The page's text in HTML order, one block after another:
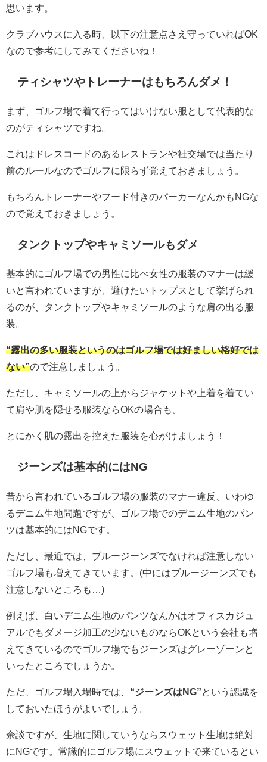
思います。
クラブハウスに入る時、以下の注意点さえ守っていればOK
なので参考にしてみてくださいね！
ティシャツやトレーナーはもちろんダメ！
まず、ゴルフ場で着て行ってはいけない服として代表的な
のがティシャツですね。
これはドレスコードのあるレストランや社交場では当たり
前のルールなのでゴルフに限らず覚えておきましょう。
もちろんトレーナーやフード付きのパーカーなんかもNGな
ので覚えておきましょう。
タンクトップやキャミソールもダメ
基本的にゴルフ場での男性に比べ女性の服装のマナーは緩
いと言われていますが、避けたいトップスとして挙げられ
るのが、タンクトップやキャミソールのような肩の出る服
装。
“露出の多い服装というのはゴルフ場では好ましい格好では
ない”ので注意しましょう。
ただし、キャミソールの上からジャケットや上着を着てい
て肩や肌を隠せる服装ならOKの場合も。
とにかく肌の露出を控えた服装を心がけましょう！
ジーンズは基本的にはNG
昔から言われているゴルフ場の服装のマナー違反、いわゆ
るデニム生地問題ですが、ゴルフ場でのデニム生地のパン
ツは基本的にはNGです。
ただし、最近では、ブルージーンズでなければ注意しない
ゴルフ場も増えてきています。(中にはブルージーンズでも
注意しないところも…)
例えば、白いデニム生地のパンツなんかはオフィスカジュ
アルでもダメージ加工の少ないものならOKという会社も増
えてきているのでゴルフ場でもジーンズはグレーゾーンと
いったところでしょうか。
ただ、ゴルフ場入場時では、 “ジーンズはNG” という認識を
しておいたほうがよいでしょう。
余談ですが、生地に関していうならスウェット生地は絶対
にNGです。常識的にゴルフ場にスウェットで来ているとい